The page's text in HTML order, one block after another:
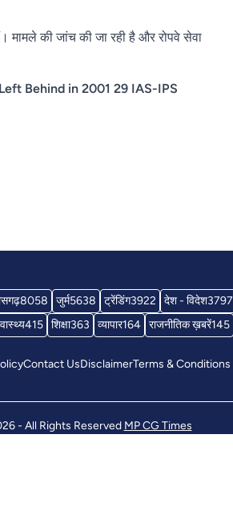
मामले की जांच की जा रही है और रोपवे सेवा
Behind in 2001 29 IAS-IPS
8058 जुर्म5638 ट्रेंडिंग3922 देश - विदेश3797
415 शिक्षा363 व्यापार164 राजनीतिक ख़बरें145
Contact UsDisclaimerTerms & Conditions
- All Rights Reserved MP CG Times